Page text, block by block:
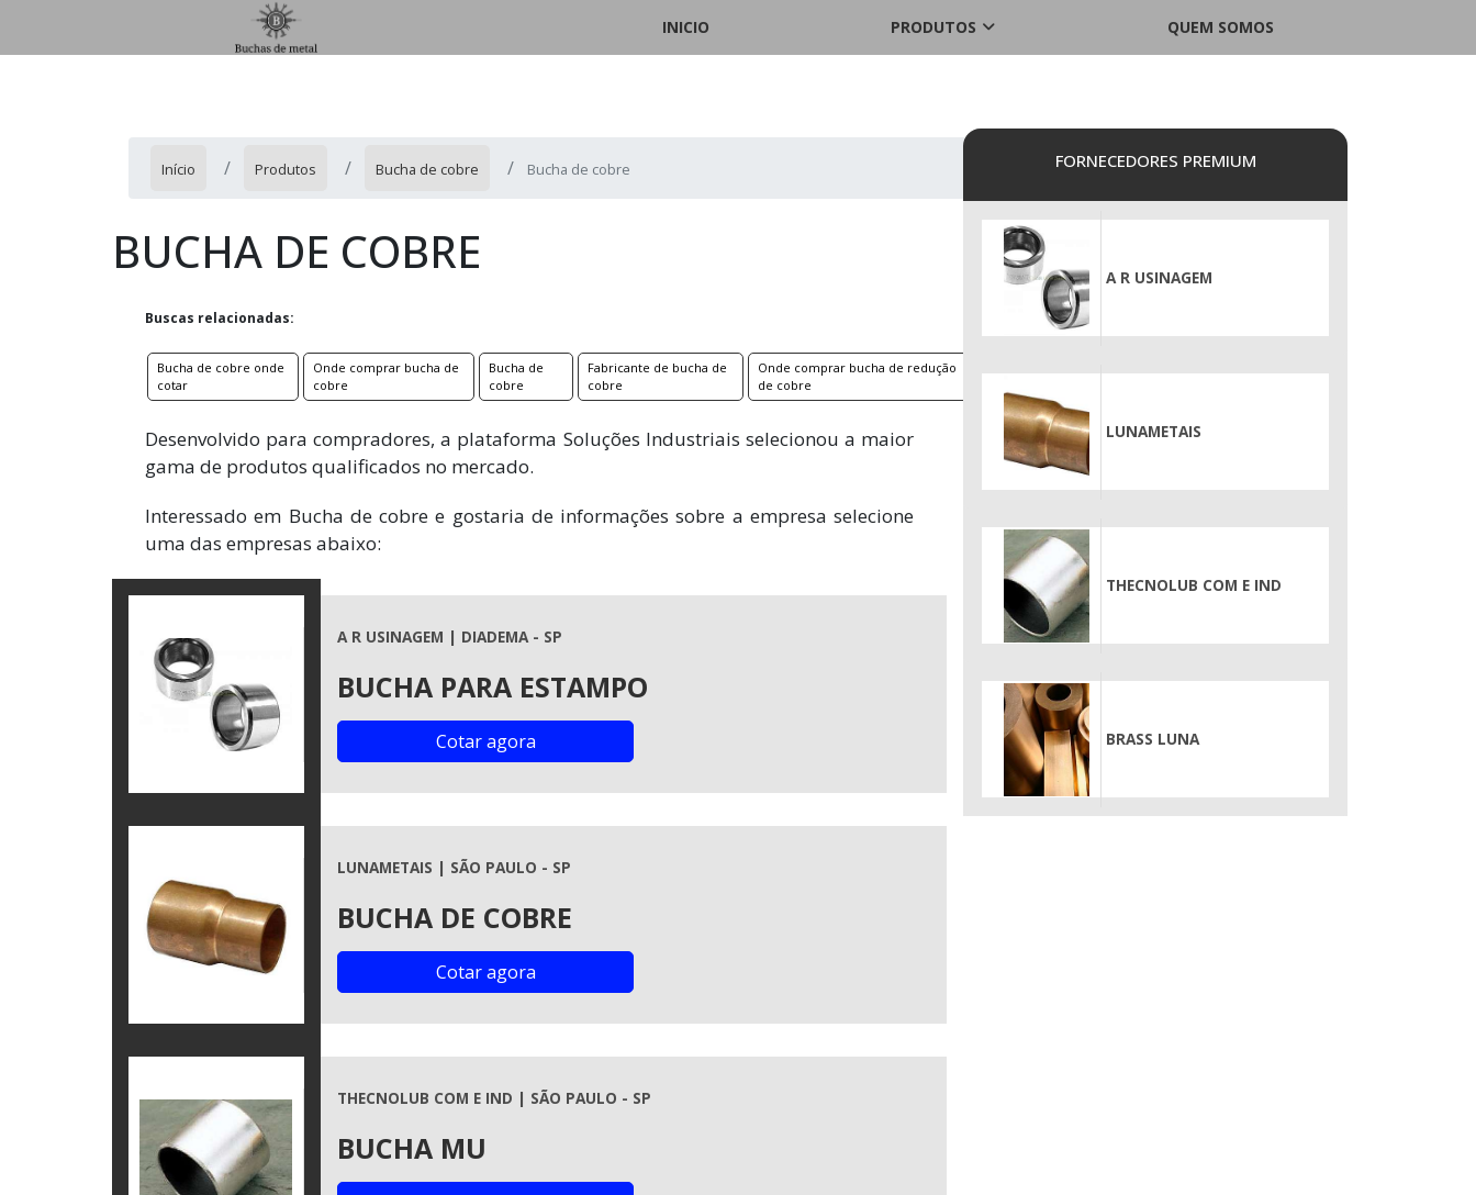
INICIO PRODUTOS QUEM SOMOS
Início Produtos Bucha de cobre Bucha de cobre
BUCHA DE COBRE
Buscas relacionadas:
Bucha de cobre onde
cotar
Onde comprar bucha de
cobre
Bucha de
cobre
Fabricante de bucha de
cobre
Onde comprar bucha de redução
de cobre
Desenvolvido para compradores, a plataforma Soluções Industriais selecionou a maior
gama de produtos qualificados no mercado.
Interessado em Bucha de cobre e gostaria de informações sobre a empresa selecione
uma das empresas abaixo:
A R USINAGEM | DIADEMA - SP
BUCHA PARA ESTAMPO
Cotar agora
LUNAMETAIS | SÃO PAULO - SP
BUCHA DE COBRE
Cotar agora
THECNOLUB COM E IND | SÃO PAULO - SP
BUCHA MU
FORNECEDORES PREMIUM
A R USINAGEM
LUNAMETAIS
THECNOLUB COM E IND
BRASS LUNA